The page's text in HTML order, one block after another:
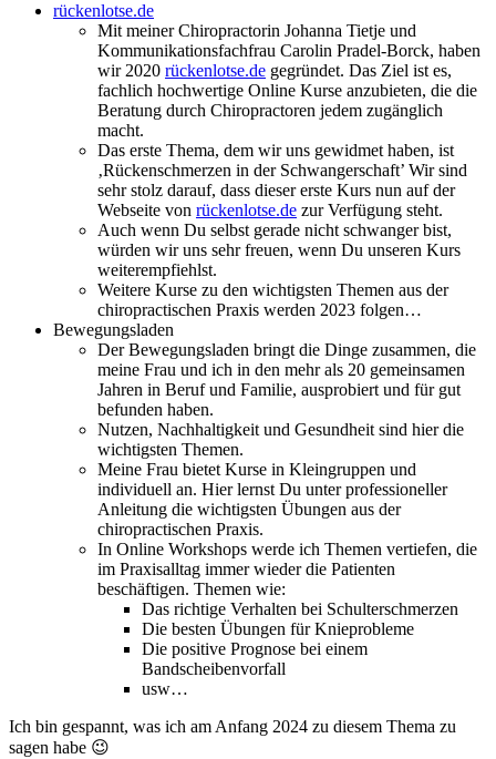
rückenlotse.de
Mit meiner Chiropractorin Johanna Tietje und
Kommunikationsfachfrau Carolin Pradel-Borck, haben
wir 2020 rückenlotse.de gegründet. Das Ziel ist es,
fachlich hochwertige Online Kurse anzubieten, die die
Beratung durch Chiropractoren jedem zugänglich
macht.
Das erste Thema, dem wir uns gewidmet haben, ist
‚Rückenschmerzen in der Schwangerschaft’ Wir sind
sehr stolz darauf, dass dieser erste Kurs nun auf der
Webseite von rückenlotse.de zur Verfügung steht.
Auch wenn Du selbst gerade nicht schwanger bist,
würden wir uns sehr freuen, wenn Du unseren Kurs
weiterempfiehlst.
Weitere Kurse zu den wichtigsten Themen aus der
chiropractischen Praxis werden 2023 folgen…
Bewegungsladen
Der Bewegungsladen bringt die Dinge zusammen, die
meine Frau und ich in den mehr als 20 gemeinsamen
Jahren in Beruf und Familie, ausprobiert und für gut
befunden haben.
Nutzen, Nachhaltigkeit und Gesundheit sind hier die
wichtigsten Themen.
Meine Frau bietet Kurse in Kleingruppen und
individuell an. Hier lernst Du unter professioneller
Anleitung die wichtigsten Übungen aus der
chiropractischen Praxis.
In Online Workshops werde ich Themen vertiefen, die
im Praxisalltag immer wieder die Patienten
beschäftigen. Themen wie:
Das richtige Verhalten bei Schulterschmerzen
Die besten Übungen für Knieprobleme
Die positive Prognose bei einem
Bandscheibenvorfall
usw…
Ich bin gespannt, was ich am Anfang 2024 zu diesem Thema zu
sagen habe 😉